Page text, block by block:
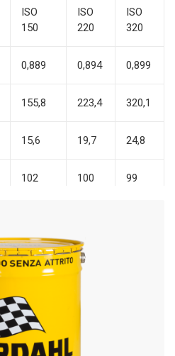
ISO
150
ISO
220
ISO
320
0,889 0,894 0,899
155,8 223,4 320,1
15,6 19,7 24,8
102 100 99
-21 -15